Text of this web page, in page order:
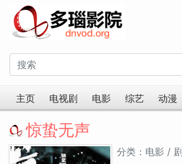
主页 电视剧 电影 综艺 动漫
惊蛰无声
分类：电影 /